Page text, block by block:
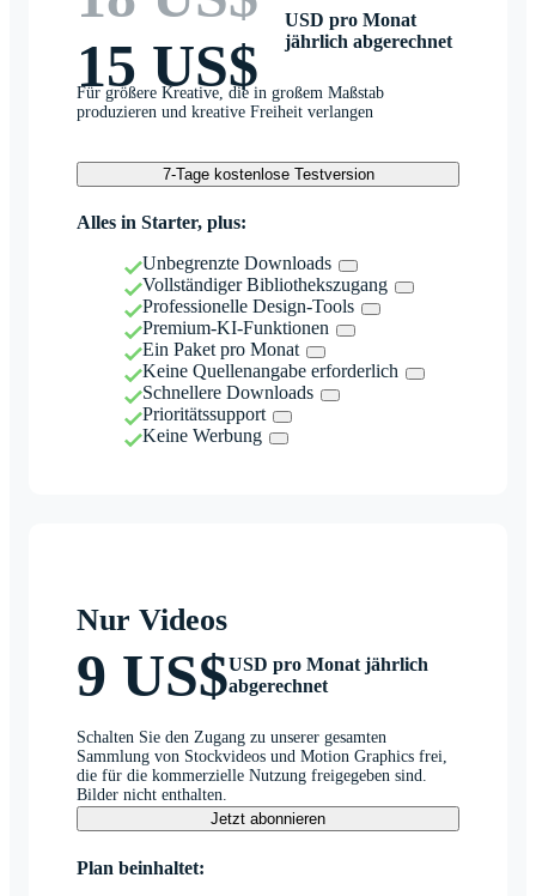
15 US$
USD pro Monat
jährlich abgerechnet
Für größere Kreative, die in großem Maßstab
produzieren und kreative Freiheit verlangen
7-Tage kostenlose Testversion
Alles in Starter, plus:
Unbegrenzte Downloads
Vollständiger Bibliothekszugang
Professionelle Design-Tools
Premium-KI-Funktionen
Ein Paket pro Monat
Keine Quellenangabe erforderlich
Schnellere Downloads
Prioritätssupport
Keine Werbung
Nur Videos
9 US$USD pro Monat jährlich
abgerechnet
Schalten Sie den Zugang zu unserer gesamten
Sammlung von Stockvideos und Motion Graphics frei,
die für die kommerzielle Nutzung freigegeben sind.
Bilder nicht enthalten.
Jetzt abonnieren
Plan beinhaltet: